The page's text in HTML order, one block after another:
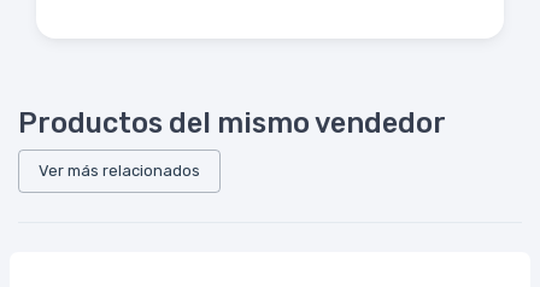
Productos del mismo vendedor
Ver más relacionados